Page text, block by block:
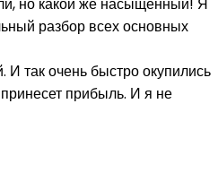
разбор всех основных
так очень быстро окупились
прибыль. И я не